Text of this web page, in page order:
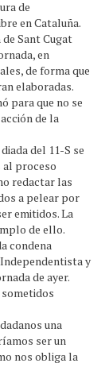
de
en Cataluña.
Sant Cugat
en
de forma que
elaboradas.
para que no se
de la
del 11-S se
al proceso
redactar las
a pelear por
emitidos. La
de ello.
condena
y
de ayer.
una
ser un
nos obliga la